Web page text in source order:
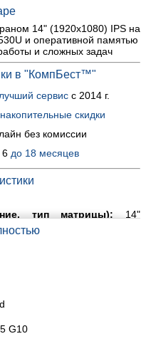
14" (1920x1080) IPS на
и оперативной памятью
и сложных задач
в "КомпБест™"
лучший сервис с 2014 г.
накопительные скидки
без комиссии
6 до 18 месяцев
тип матрицы): 14"
Vega 6 Graphics
C, 1x HDM, 1x RJ-45, 1x
G10